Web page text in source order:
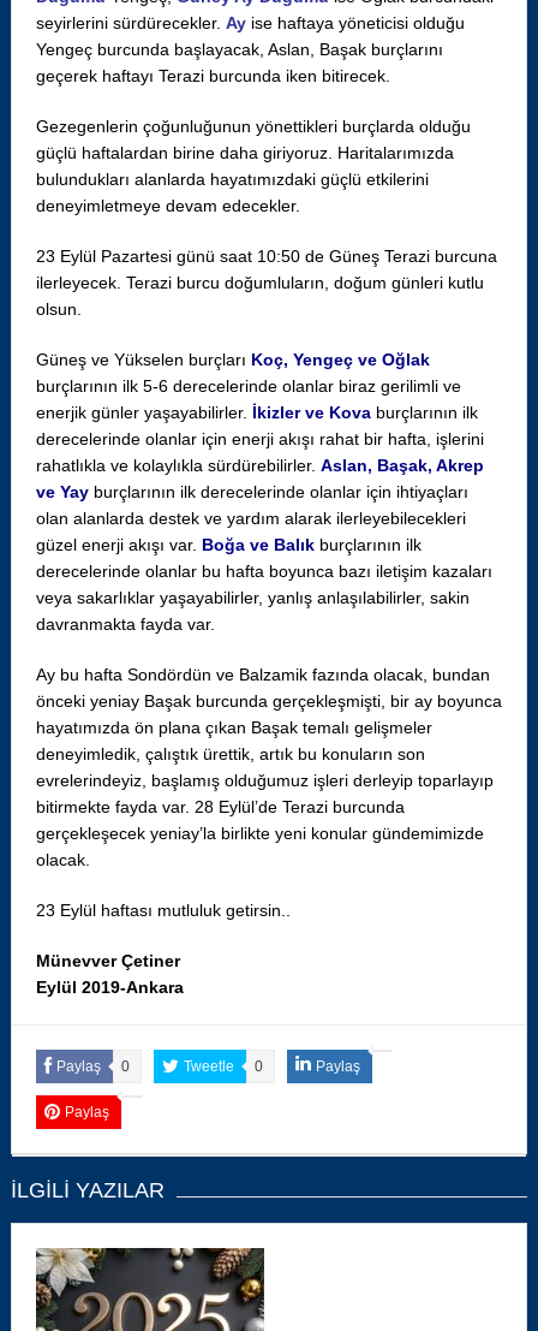
seyirlerini sürdürecekler. Ayise haftaya yöneticisi olduğu
Yengeç burcunda başlayacak, Aslan, Başak burçlarını
geçerek haftayı Terazi burcunda iken bitirecek.
Gezegenlerin çoğunluğunun yönettikleri burçlarda olduğu
güçlü haftalardan birine daha giriyoruz. Haritalarımızda
bulundukları alanlarda hayatımızdaki güçlü etkilerini
deneyimletmeye devam edecekler.
23 Eylül Pazartesi günü saat 10:50 de Güneş Terazi burcuna
ilerleyecek. Terazi burcu doğumluların, doğum günleri kutlu
olsun.
Güneş ve Yükselen burçları Koç, Yengeç ve Oğlak
burçlarının ilk 5-6 derecelerinde olanlar biraz gerilimli ve
enerjik günler yaşayabilirler. İkizler ve Kovaburçlarının ilk
derecelerinde olanlar için enerji akışı rahat bir hafta, işlerini
rahatlıkla ve kolaylıkla sürdürebilirler. Aslan, Başak, Akrep
ve Yay burçlarının ilk derecelerinde olanlar için ihtiyaçları
olan alanlarda destek ve yardım alarak ilerleyebilecekleri
güzel enerji akışı var. Boğa ve Balık burçlarının ilk
derecelerinde olanlar bu hafta boyunca bazı iletişim kazaları
veya sakarlıklar yaşayabilirler, yanlış anlaşılabilirler, sakin
davranmakta fayda var.
Ay bu hafta Sondördün ve Balzamik fazında olacak, bundan
önceki yeniay Başak burcunda gerçekleşmişti, bir ay boyunca
hayatımızda ön plana çıkan Başak temalı gelişmeler
deneyimledik, çalıştık ürettik, artık bu konuların son
evrelerindeyiz, başlamış olduğumuz işleri derleyip toparlayıp
bitirmekte fayda var. 28 Eylül’de Terazi burcunda
gerçekleşecek yeniay’la birlikte yeni konular gündemimizde
olacak.
23 Eylül haftası mutluluk getirsin..
Münevver Çetiner
Eylül 2019-Ankara
Paylaş 0 Tweetle 0 Paylaş
Paylaş
İLGILI YAZILAR